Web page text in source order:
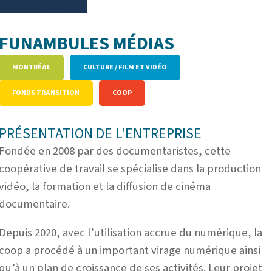
MÉDIAS
MONTRÉAL CULTURE / FILM ET VIDÉO
FONDS TRANSITION COOP
DE L’ENTREPRISE
en 2008 par des documentaristes, cette
de travail se spécialise dans la production
la formation et la diffusion de cinéma
2020, avec l’utilisation accrue du numérique, la
a procédé à un important virage numérique ainsi